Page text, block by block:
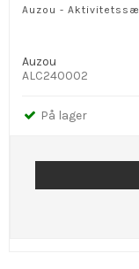
Auzou -
Auzou
ALC240002
På lager